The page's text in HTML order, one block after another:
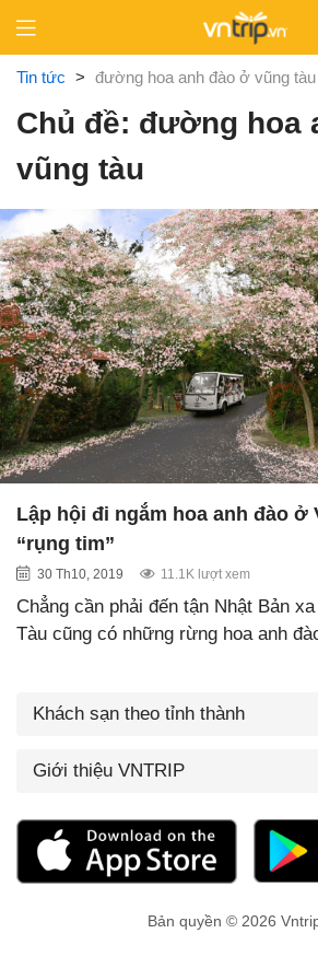
content
Tin tức > đường hoa anh đào ở vũng tàu
Chủ đề: đường hoa
vũng tàu
Lập hội đi ngắm hoa anh đào ở
“rụng tim”
30 Th10, 2019 11.1K lượt xem
Chẳng cần phải đến tận Nhật Bản
Tàu cũng có những rừng hoa anh
Khách sạn theo tỉnh thành
Giới thiệu VNTRIP
Bản quyền © 2026